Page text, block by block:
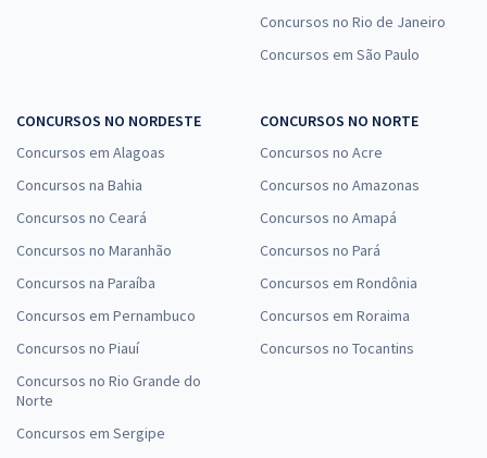
Concursos no Rio de Janeiro
Concursos em São Paulo
CONCURSOS NO NORDESTE
Concursos em Alagoas
Concursos na Bahia
Concursos no Ceará
Concursos no Maranhão
Concursos na Paraíba
Concursos em Pernambuco
Concursos no Piauí
Concursos no Rio Grande do
Norte
Concursos em Sergipe
CONCURSOS NO NORTE
Concursos no Acre
Concursos no Amazonas
Concursos no Amapá
Concursos no Pará
Concursos em Rondônia
Concursos em Roraima
Concursos no Tocantins